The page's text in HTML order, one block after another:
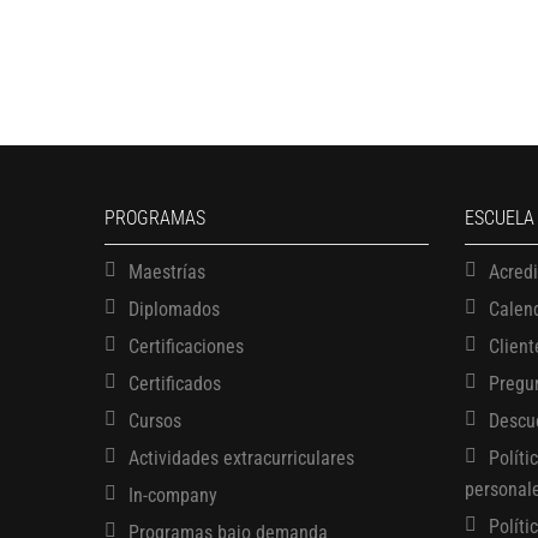
PROGRAMAS
Maestrías
Diplomados
Certificaciones
Certificados
Cursos
Actividades extracurriculares
In-company
Programas bajo demanda